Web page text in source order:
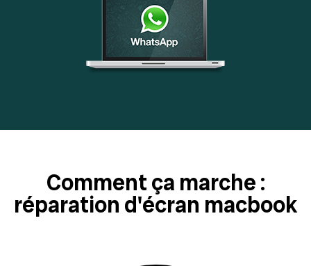
Comment ça marche :
réparation d'écran macbook